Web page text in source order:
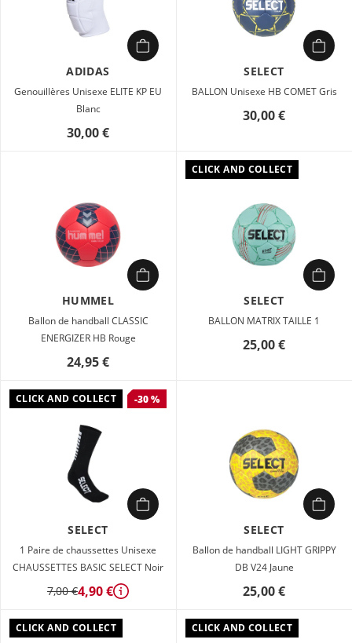
ADIDAS
Genouillères Unisexe ELITE KP EU
Blanc
30,00 €
SELECT
BALLON Unisexe HB COMET Gris
30,00 €
HUMMEL
Ballon de handball CLASSIC
ENERGIZER HB Rouge
24,95 €
CLICK AND COLLECT
SELECT
BALLON MATRIX TAILLE 1
25,00 €
CLICK AND COLLECT -30 %
SELECT
1 Paire de chaussettes Unisexe
CHAUSSETTES BASIC SELECT Noir
7,00 €4,90 € Détails
SELECT
Ballon de handball LIGHT GRIPPY
DB V24 Jaune
25,00 €
CLICK AND COLLECT CLICK AND COLLECT